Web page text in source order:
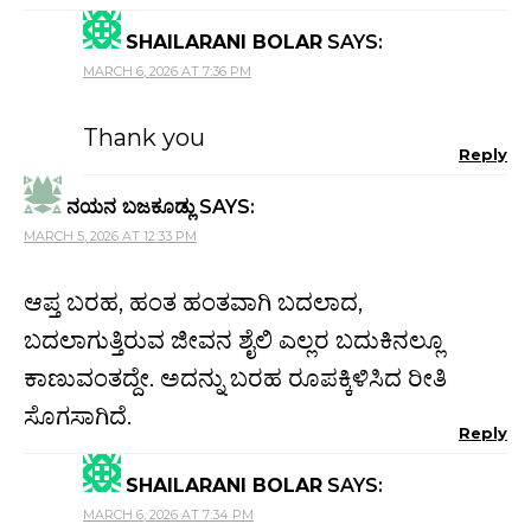
SHAILARANI BOLAR SAYS:
MARCH 6, 2026 AT 7:36 PM
Thank you
Reply
ನಯನ ಬಜಕೂಡ್ಲು SAYS:
MARCH 5, 2026 AT 12:33 PM
ಆಪ್ತ ಬರಹ, ಹಂತ ಹಂತವಾಗಿ ಬದಲಾದ,
ಬದಲಾಗುತ್ತಿರುವ ಜೀವನ ಶೈಲಿ ಎಲ್ಲರ ಬದುಕಿನಲ್ಲೂ
ಕಾಣುವಂತದ್ದೇ. ಅದನ್ನು ಬರಹ ರೂಪಕ್ಕಿಳಿಸಿದ ರೀತಿ
ಸೊಗಸಾಗಿದೆ.
Reply
SHAILARANI BOLAR SAYS:
MARCH 6, 2026 AT 7:34 PM